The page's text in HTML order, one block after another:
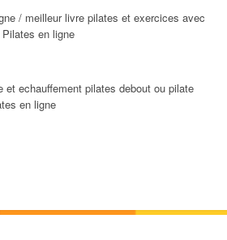
/ meilleur livre pilates et exercices avec
en ligne
echauffement pilates debout ou pilate
en ligne